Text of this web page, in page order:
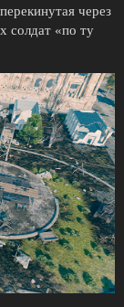
через
солдат «по ту